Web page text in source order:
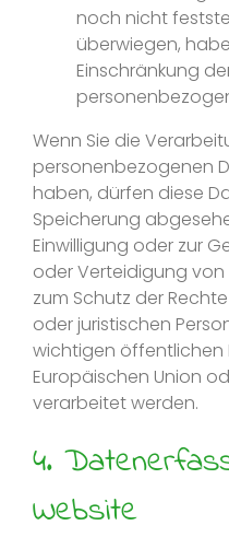
noch nicht
überwiegen,
Einschränkung
Wenn Sie die
personenbezogenen
haben, dürfen diese
Speicherung
Einwilligung oder zur
oder Verteidigung
zum Schutz der
oder juristischen
wichtigen öffentlichen
Europäischen Union
verarbeitet werden.
4.
Website